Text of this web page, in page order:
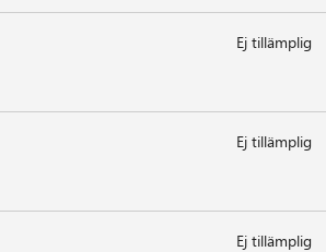
Ej tillämplig
Ej tillämplig
Ej tillämplig